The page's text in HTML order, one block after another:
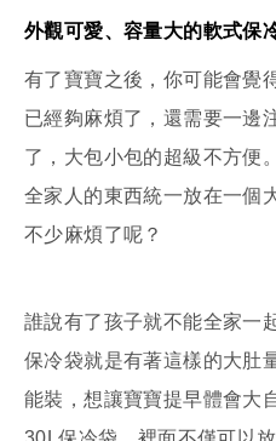
外觀可愛、容量大的軟式保
有了寶寶之後，你可能會覺
已經夠麻煩了，還需要一邊
了，大包小包的超級不方便
全家人的東西統一放在一個
不少麻煩了呢？
誰說有了孩子就不能全家一
保冷袋就是有著這樣的大肚
能裝，想讓寶寶提早體會大